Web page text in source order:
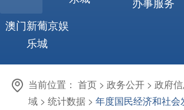
澳门新葡京娱
乐城
当前位置： 首页 > 政务公开 > 政府
域 > 统计数据 > 年度国民经济和社